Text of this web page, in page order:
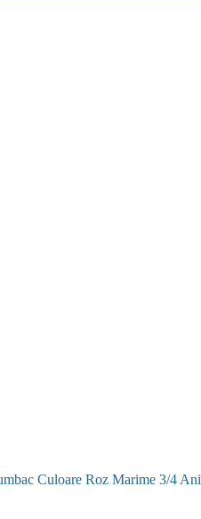
Culoare Roz Marime 3/4 Ani